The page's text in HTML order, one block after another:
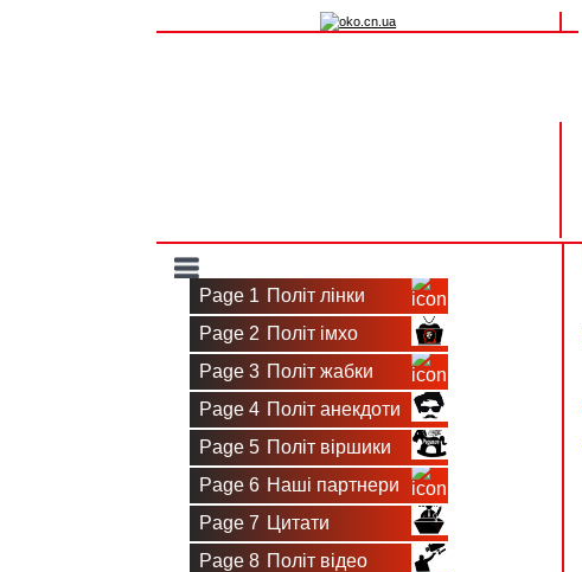
Toggle
navigation
Page 1 Політ лінки
Page 2 Політ імхо
Page 3 Політ жабки
Page 4 Політ анекдоти
Page 5 Політ віршики
Page 6 Наші партнери
Page 7 Цитати
Page 8 Політ відео